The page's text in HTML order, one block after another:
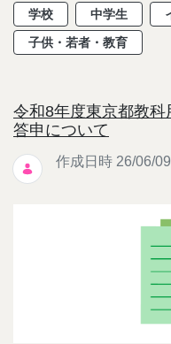
学校 中学生
子供・若者・教育
令和8年度東京都教
答申について
作成日時 26/06/